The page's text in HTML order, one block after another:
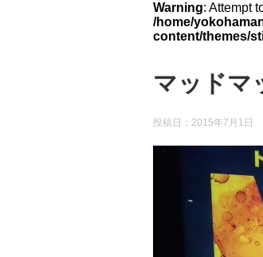
Warning: Attempt
/home/
content/themes/
マッドマ
投稿日： 2015年7月1日